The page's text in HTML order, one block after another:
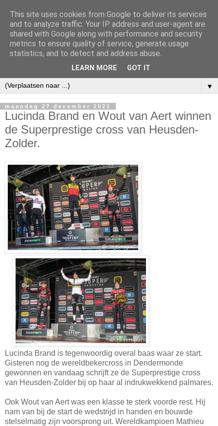
▼
maandag 27 december 2021
Lucinda Brand en Wout van Aert winnen
de Superprestige cross van Heusden-
Zolder.
Lucinda Brand is tegenwoordig overal baas waar ze start.
Gisteren nog de wereldbekercross in Dendermonde
gewonnen en vandaag schrijft ze de Superprestige cross
van Heusden-Zolder bij op haar al indrukwekkend palmares.
Ook Wout van Aert was een klasse te sterk voorde rest. Hij
nam van bij de start de wedstrijd in handen en bouwde
stelselmatig zijn voorsprong uit. Wereldkampioen Mathieu
This site uses cookies from Google to deliver its services
and to analyze traffic. Your IP address and user-agent are
shared with Google along with performance and security
metrics to ensure quality of service, generate usage
statistics, and to detect and address abuse.
LEARN MORE GOT IT